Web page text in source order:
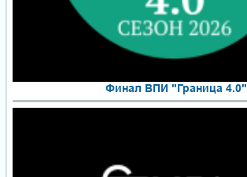
Финал ВПИ "Граница 4.0"